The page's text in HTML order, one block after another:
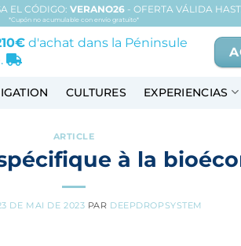
EL CÓDIGO: VERANO26- OFERTA VÁLIDA
*Cupón no acumulable con envío gratuito*
d'achat dans la Péninsule
CULTURES EXPERIENCIAS
ARTICLE
à la
DE MAI DE 2023 PAR DEEPDROPSYSTEM